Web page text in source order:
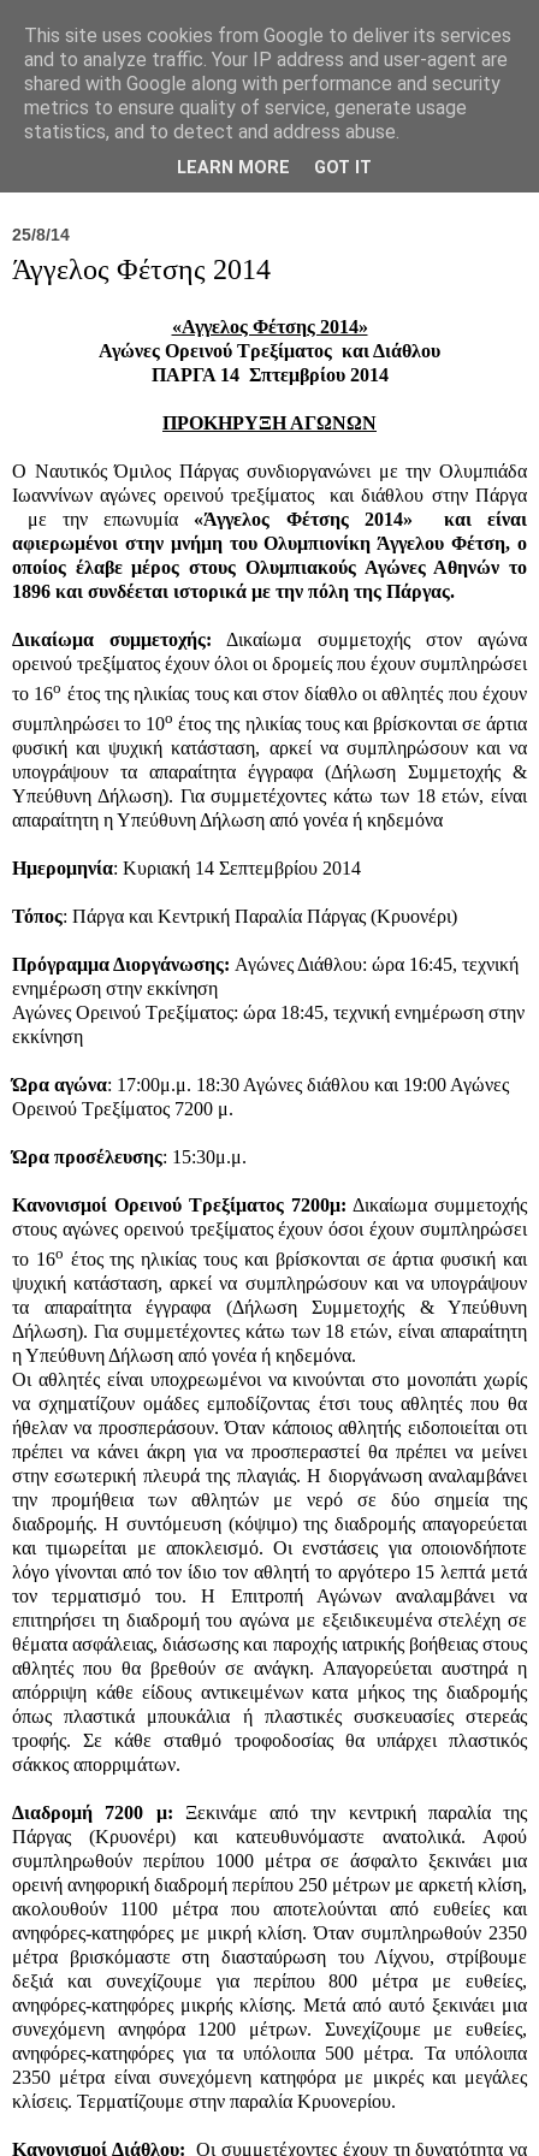
Σύλλογος Ιπποκράτειος
25/8/14
Άγγελος Φέτσης 2014
«Αγγελος Φέτσης 2014»
Αγώνες Ορεινού Τρεξίματος και Διάθλου
ΠΑΡΓΑ 14 Σπτεμβρίου 2014
ΠΡΟΚΗΡΥΞΗ ΑΓΩΝΩΝ
Ο Ναυτικός Όμιλος Πάργας συνδιοργανώνει με την Ολυμπιάδα
Ιωαννίνων αγώνες ορεινού τρεξίματος και διάθλου στην Πάργα
με την επωνυμία «Άγγελος Φέτσης 2014» και είναι
αφιερωμένοι στην μνήμη του Ολυμπιονίκη Άγγελου Φέτση, ο
οποίος έλαβε μέρος στους Ολυμπιακούς Αγώνες Αθηνών το
1896 και συνδέεται ιστορικά με την πόλη της Πάργας.
Δικαίωμα συμμετοχής: Δικαίωμα συμμετοχής στον αγώνα
ορεινού τρεξίματος έχουν όλοι οι δρομείς που έχουν συμπληρώσει
το 16ο έτος της ηλικίας τους και στον δίαθλο οι αθλητές που έχουν
συμπληρώσει το 10ο έτος της ηλικίας τους και βρίσκονται σε άρτια
φυσική και ψυχική κατάσταση, αρκεί να συμπληρώσουν και να
υπογράψουν τα απαραίτητα έγγραφα (Δήλωση Συμμετοχής &
Υπεύθυνη Δήλωση). Για συμμετέχοντες κάτω των 18 ετών, είναι
απαραίτητη η Υπεύθυνη Δήλωση από γονέα ή κηδεμόνα
Ημερομηνία: Κυριακή 14 Σεπτεμβρίου 2014
Τόπος: Πάργα και Κεντρική Παραλία Πάργας (Κρυονέρι)
Πρόγραμμα Διοργάνωσης: Αγώνες Διάθλου: ώρα 16:45, τεχνική
ενημέρωση στην εκκίνηση
Αγώνες Ορεινού Τρεξίματος: ώρα 18:45, τεχνική ενημέρωση στην
εκκίνηση
Ώρα αγώνα: 17:00μ.μ. 18:30 Αγώνες διάθλου και 19:00 Αγώνες
Ορεινού Τρεξίματος 7200 μ.
Ώρα προσέλευσης: 15:30μ.μ.
Κανονισμοί Ορεινού Τρεξίματος 7200μ: Δικαίωμα συμμετοχής
στους αγώνες ορεινού τρεξίματος έχουν όσοι έχουν συμπληρώσει
το 16ο έτος της ηλικίας τους και βρίσκονται σε άρτια φυσική και
ψυχική κατάσταση, αρκεί να συμπληρώσουν και να υπογράψουν
τα απαραίτητα έγγραφα (Δήλωση Συμμετοχής & Υπεύθυνη
Δήλωση). Για συμμετέχοντες κάτω των 18 ετών, είναι απαραίτητη
η Υπεύθυνη Δήλωση από γονέα ή κηδεμόνα.
Οι αθλητές είναι υποχρεωμένοι να κινούνται στο μονοπάτι χωρίς
να σχηματίζουν ομάδες εμποδίζοντας έτσι τους αθλητές που θα
ήθελαν να προσπεράσουν. Όταν κάποιος αθλητής ειδοποιείται οτι
πρέπει να κάνει άκρη για να προσπεραστεί θα πρέπει να μείνει
στην εσωτερική πλευρά της πλαγιάς. Η διοργάνωση αναλαμβάνει
την προμήθεια των αθλητών με νερό σε δύο σημεία της
διαδρομής. Η συντόμευση (κόψιμο) της διαδρομής απαγορεύεται
και τιμωρείται με αποκλεισμό. Οι ενστάσεις για οποιονδήποτε
λόγο γίνονται από τον ίδιο τον αθλητή το αργότερο 15 λεπτά μετά
τον τερματισμό του. Η Επιτροπή Αγώνων αναλαμβάνει να
επιτηρήσει τη διαδρομή του αγώνα με εξειδικευμένα στελέχη σε
θέματα ασφάλειας, διάσωσης και παροχής ιατρικής βοήθειας στους
αθλητές που θα βρεθούν σε ανάγκη. Απαγορεύεται αυστηρά η
απόρριψη κάθε είδους αντικειμένων κατα μήκος της διαδρομής
όπως πλαστικά μπουκάλια ή πλαστικές συσκευασίες στερεάς
τροφής. Σε κάθε σταθμό τροφοδοσίας θα υπάρχει πλαστικός
σάκκος απορριμάτων.
Διαδρομή 7200 μ: Ξεκινάμε από την κεντρική παραλία της
Πάργας (Κρυονέρι) και κατευθυνόμαστε ανατολικά. Αφού
συμπληρωθούν περίπου 1000 μέτρα σε άσφαλτο ξεκινάει μια
ορεινή ανηφορική διαδρομή περίπου 250 μέτρων με αρκετή κλίση,
ακολουθούν 1100 μέτρα που αποτελούνται από ευθείες και
ανηφόρες-κατηφόρες με μικρή κλίση. Όταν συμπληρωθούν 2350
μέτρα βρισκόμαστε στη διασταύρωση του Λίχνου, στρίβουμε
δεξιά και συνεχίζουμε για περίπου 800 μέτρα με ευθείες,
ανηφόρες-κατηφόρες μικρής κλίσης. Μετά από αυτό ξεκινάει μια
συνεχόμενη ανηφόρα 1200 μέτρων. Συνεχίζουμε με ευθείες,
ανηφόρες-κατηφόρες για τα υπόλοιπα 500 μέτρα. Τα υπόλοιπα
2350 μέτρα είναι συνεχόμενη κατηφόρα με μικρές και μεγάλες
κλίσεις. Τερματίζουμε στην παραλία Κρυονερίου.
Κανονισμοί Διάθλου: Οι συμμετέχοντες έχουν τη δυνατότητα να
This site uses cookies from Google to deliver its services
and to analyze traffic. Your IP address and user-agent are
shared with Google along with performance and security
metrics to ensure quality of service, generate usage
statistics, and to detect and address abuse.
LEARN MORE GOT IT